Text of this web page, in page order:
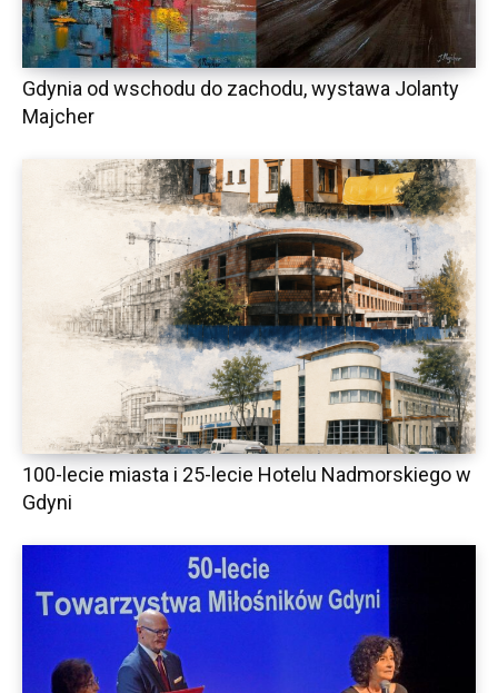
Gdynia od wschodu do zachodu, wystawa Jolanty
Majcher
100-lecie miasta i 25-lecie Hotelu Nadmorskiego w
Gdyni